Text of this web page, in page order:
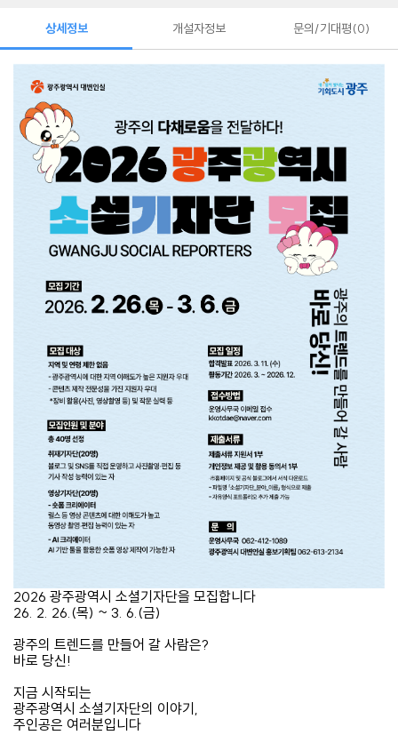
상세정보
2026 광주광역시 소셜기자단을 모집합니다
26. 2. 26.(목) ~ 3. 6.(금)
광주의 트렌드를 만들어 갈 사람은?
바로 당신!
지금 시작되는
광주광역시 소셜기자단의 이야기,
주인공은 여러분입니다
개설자정보 문의/기대평 0